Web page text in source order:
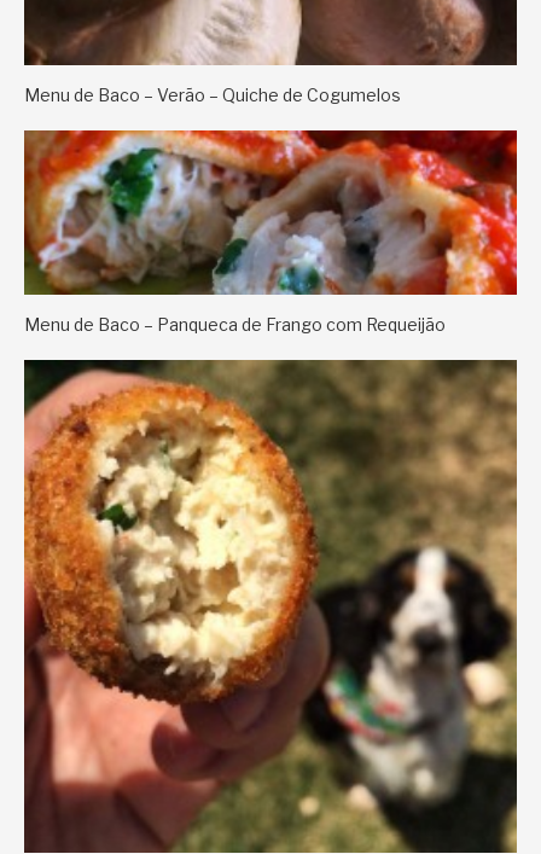
Menu de Baco – Verão – Quiche de Cogumelos
Menu de Baco – Panqueca de Frango com Requeijão